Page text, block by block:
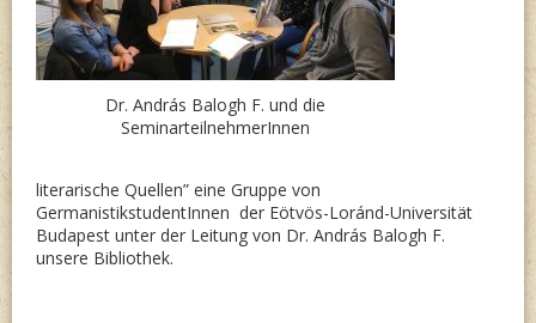
Dr. András Balogh F. und die
SeminarteilnehmerInnen
literarische Quellen” eine Gruppe von
GermanistikstudentInnen der Eötvös-Loránd-Universität
Budapest unter der Leitung von Dr. András Balogh F.
unsere Bibliothek.